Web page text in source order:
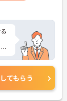
♪
てもらう